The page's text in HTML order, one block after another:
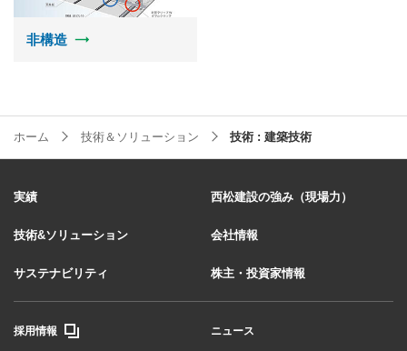
非構造
ホーム 技術＆ソリューション 技術 : 建築技術
実績 西松建設の強み（現場力）
技術&ソリューション 会社情報
サステナビリティ 株主・投資家情報
採用情報 ニュース